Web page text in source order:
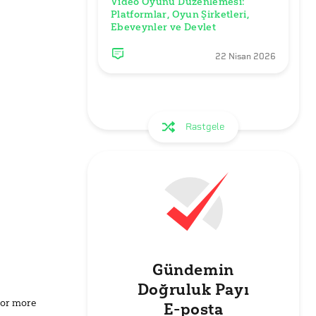
more
Platformlar, Oyun Şirketleri,
Ebeveynler ve Devlet
22 Nisan 2026
Rastgele
Gündemin
Doğruluk Payı
E-posta